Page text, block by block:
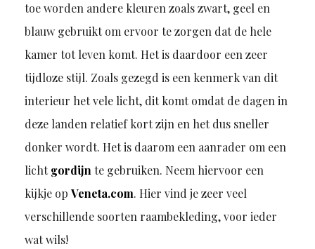
toe worden andere kleuren zoals zwart, geel en
blauw gebruikt om ervoor te zorgen dat de hele
kamer tot leven komt. Het is daardoor een zeer
tijdloze stijl. Zoals gezegd is een kenmerk van dit
interieur het vele licht, dit komt omdat de dagen in
deze landen relatief kort zijn en het dus sneller
donker wordt. Het is daarom een aanrader om een
lichtgordijn te gebruiken. Neem hiervoor een
kijkje op Veneta.com. Hier vind je zeer veel
verschillende soorten raambekleding, voor ieder
wat wils!